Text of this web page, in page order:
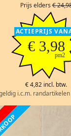
Prijs elders€
ACTIEPRIJS
€ 3,98
pm2
€ 4,82 incl. btw.
i.c.m.